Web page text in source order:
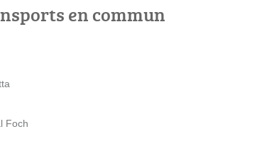
en commun
Foch